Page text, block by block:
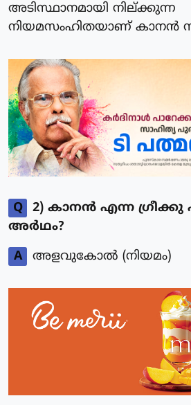
അടിസ്ഥാനമായി നില്ക്കുന്ന
നിയമസംഹിതയാണ് കാനൻ
Q
2) കാനൻ എന്ന ഗ്രീക്കു
അർഥം?
A
അളവുകോൽ (നിയമം)